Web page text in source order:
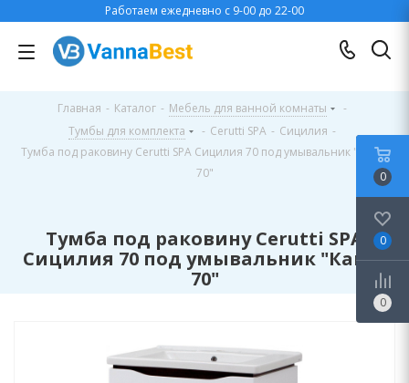
Работаем ежедневно с 9-00 до 22-00
Главная - Каталог - Мебель для ванной комнаты
-
Тумбы для комплекта
- Cerutti SPA - Сицилия -
Тумба под раковину Cerutti SPA Сицилия 70 под умывальник "Кантэ
70"
Тумба под раковину Cerutti SPA
Сицилия 70 под умывальник "Кантэ
70"
0
0
0